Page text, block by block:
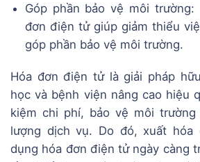
Góp phần bảo vệ môi
đơn điện tử giúp giảm thiểu
góp phần bảo vệ môi trường.
Hóa đơn điện tử là giải pháp
học và bệnh viện nâng cao hiệu
kiệm chi phí, bảo vệ môi
lượng dịch vụ. Do đó, xuất hóa
dụng hóa đơn điện tử ngày càng